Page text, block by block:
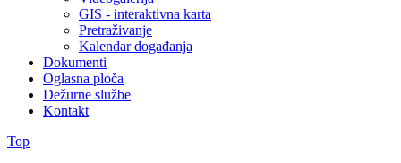
GIS - interaktivna karta
Pretraživanje
Kalendar događanja
Dokumenti
Oglasna ploča
Dežurne službe
Kontakt
Top